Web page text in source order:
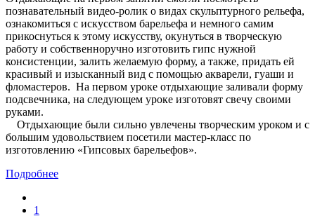
познавательный видео-ролик о видах скульптурного рельефа,
ознакомиться с искусством барельефа и немного самим
прикоснуться к этому искусству, окунуться в творческую
работу и собственноручно изготовить гипс нужной
консистенции, залить желаемую форму, а также, придать ей
красивый и изысканный вид с помощью акварели, гуаши и
фломастеров. На первом уроке отдыхающие заливали форму
подсвечника, на следующем уроке изготовят свечу своими
руками.
Отдыхающие были сильно увлечены творческим уроком и с
большим удовольствием посетили мастер-класс по
изготовлению «Гипсовых барельефов».
Подробнее
1